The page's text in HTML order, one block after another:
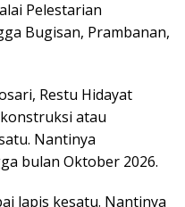
Pelestarian
Bugisan, Prambanan,
Restu Hidayat
atau
Nantinya
bulan Oktober 2026.
lapis kesatu. Nantinya